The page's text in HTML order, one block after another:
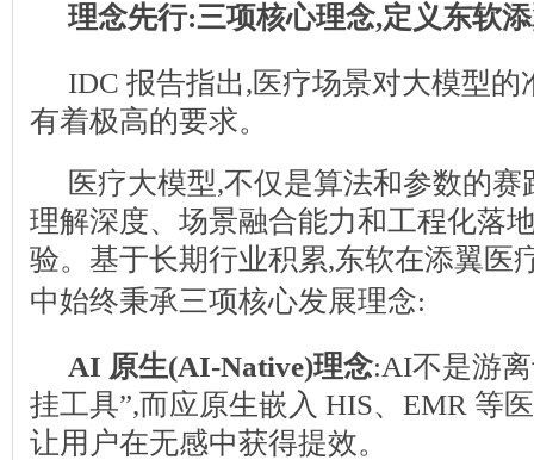
理念先行:三项核心理念,定义东软
IDC 报告指出,医疗场景对大模型的
有着极高的要求。
医疗大模型,不仅是算法和参数的
理解深度、场景融合能力和工程化落
验。基于长期行业积累,东软在添翼医
中始终秉承三项核心发展理念:
AI 原生(AI-Native)理念:AI不是游
挂工具”,而应原生嵌入 HIS、EMR 等
让用户在无感中获得提效。